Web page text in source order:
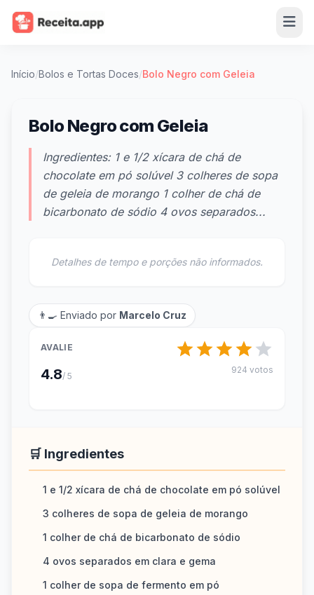
Início/Bolos e Tortas Doces/Bolo Negro com Geleia
Bolo Negro com Geleia
Ingredientes: 1 e 1/2 xícara de chá de
chocolate em pó solúvel 3 colheres de sopa
de geleia de morango 1 colher de chá de
bicarbonato de sódio 4 ovos separados...
Detalhes de tempo e porções não informados.
👨‍🍳 Enviado por Marcelo Cruz
AVALIE
4.8/ 5
924 votos
🛒 Ingredientes
1 e 1/2 xícara de chá de chocolate em pó solúvel
3 colheres de sopa de geleia de morango
1 colher de chá de bicarbonato de sódio
4 ovos separados em clara e gema
1 colher de sopa de fermento em pó